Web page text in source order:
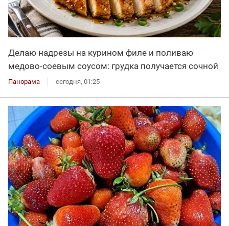
Делаю надрезы на курином филе и поливаю
медово-соевым соусом: грудка получается сочной
Панорама сегодня, 01:25